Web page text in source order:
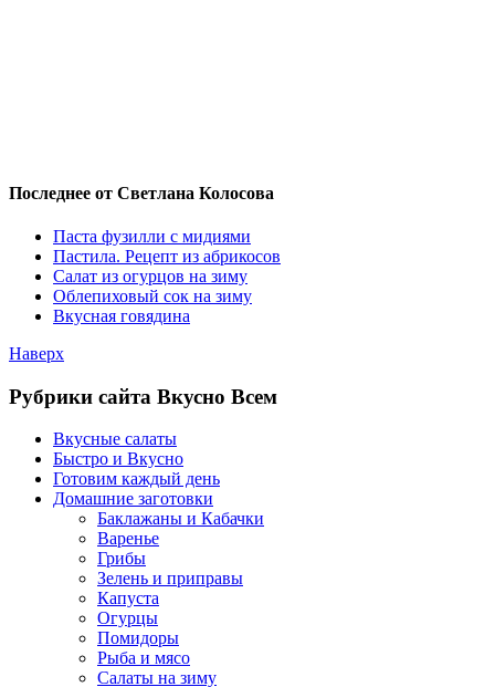
Последнее от Светлана Колосова
Паста фузилли с мидиями
Пастила. Рецепт из абрикосов
Салат из огурцов на зиму
Облепиховый сок на зиму
Вкусная говядина
Наверх
Рубрики сайта Вкусно Всем
Вкусные салаты
Быстро и Вкусно
Готовим каждый день
Домашние заготовки
Баклажаны и Кабачки
Варенье
Грибы
Зелень и приправы
Капуста
Огурцы
Помидоры
Рыба и мясо
Салаты на зиму